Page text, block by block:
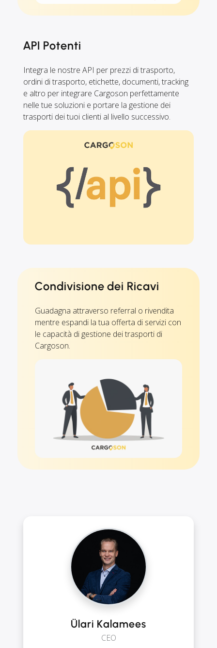
API Potenti
Integra le nostre API per prezzi di trasporto,
ordini di trasporto, etichette, documenti, tracking
e altro per integrare Cargoson perfettamente
nelle tue soluzioni e portare la gestione dei
trasporti dei tuoi clienti al livello successivo.
Condivisione dei Ricavi
Guadagna attraverso referral o rivendita
mentre espandi la tua offerta di servizi con
le capacità di gestione dei trasporti di
Cargoson.
Ülari Kalamees
CEO